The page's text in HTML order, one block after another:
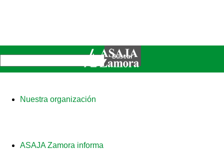
Nuestra organización
ASAJA Zamora informa